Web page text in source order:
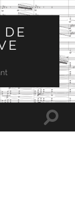
Toggle